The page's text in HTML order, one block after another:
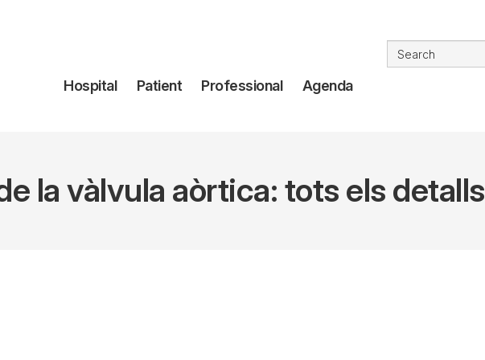
Navegación
Hospital Patient Professional Agenda
la vàlvula aòrtica: tots els detalls